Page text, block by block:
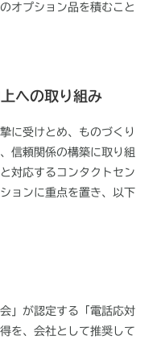
オプション品を積むこと
への取り組み
に受けとめ、ものづくり
信頼関係の構築に取り組
対応するコンタクトセン
ョンに重点を置き、以下
」が認定する「電話応対
を、会社として推奨して